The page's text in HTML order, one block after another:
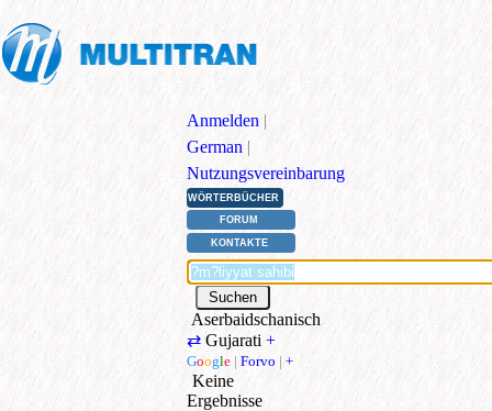
Anmelden |
German |
Nutzungsvereinbarung
WÖRTERBÜCHER
FORUM
KONTAKTE
Aserbaidschanisch
⇄ Gujarati +
Google | Forvo | +
Keine
Ergebnisse